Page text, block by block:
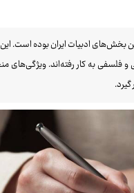
بخش‌های ادبیات ایران بوده است. این
و فلسفی به کار رفته‌اند. ویژگی‌های